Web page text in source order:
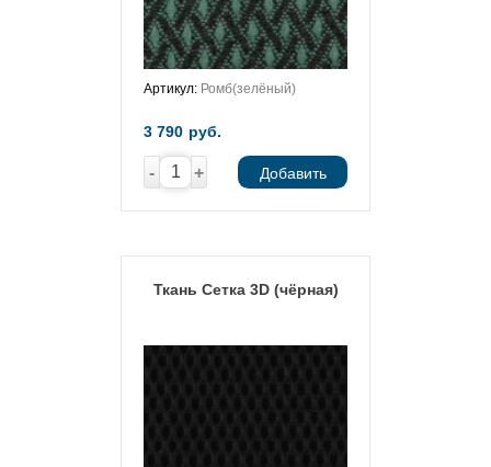
Артикул: Ромб(зелёный)
3 790 руб.
- + Добавить
Ткань Сетка 3D (чёрная)